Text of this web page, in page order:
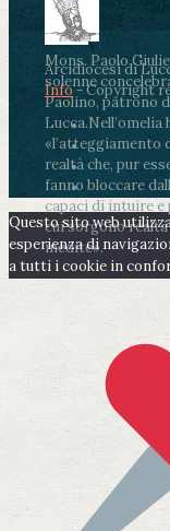
Mons. Paolo
solenne
Paolino, patrono
Lucca.
«l’atteggiamento
realtà che, pur
fanno bloccare
capaci di intuire
cui sorgono
inedite».
Arcidiocesi di
Info- Copyright
Questo sito web
esperienza di
a tutti i cookie in